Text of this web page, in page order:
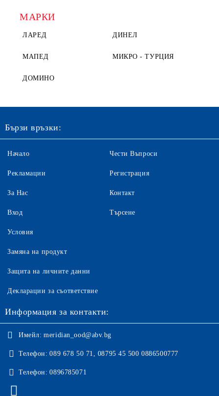
МАРКИ
ЛАРЕД ДИНЕЛ
МАПЕД МИКРО - ТУРЦИЯ
ДОМИНО
Бързи връзки:
Начало
Рекламации
За Нас
Вход
Чести Въпроси
Регистрация
Контакт
Търсене
Условия
Замяна на продукт
Защита на личните данни
Декларации за съответствие
Информация за контакти:
Имейл: meridian_ood@abv.bg
Телефон: 089 678 50 71, 08795 45 500 0886500777
Телефон: 0896785071